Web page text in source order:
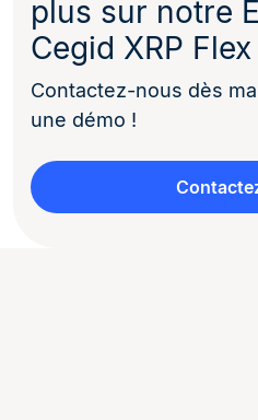
plus sur notre
Cegid XRP Flex
Contactez-nous dès
une démo !